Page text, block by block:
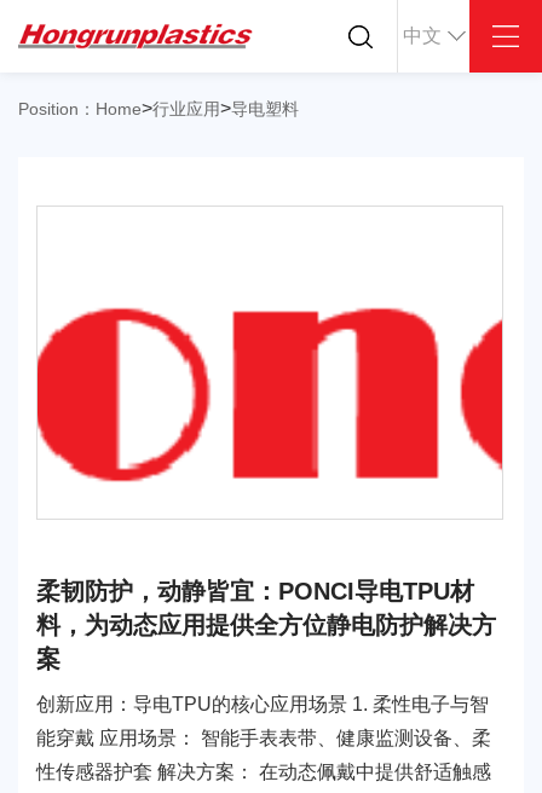
中文
关于我们
荣誉资质
产品中心
PEI
PBT
PP
TPU
TPV
PMMA
ASA
Alloy
PPO
Spec-Nylon
TPEE
PCTG
FEP
COC
PC/ABS
按性能
塑料薄材
供求发布 行业应用 塑料技术 物性表
Position： Home>行业应用>导电塑料
柔韧防护，动静皆宜：PONCI导电TPU材
料，为动态应用提供全方位静电防护解决方
案
创新应用：导电TPU的核心应用场景 1. 柔性电子与智
能穿戴 应用场景： 智能手表表带、健康监测设备、柔
性传感器护套 解决方案： 在动态佩戴中提供舒适触感